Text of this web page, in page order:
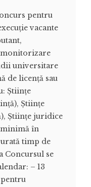
pentru
vacante
universitare
de licenţă sau
Ştiinţe
Ştiinţe
Ştiinţe juridice
minimă în
timp de
Concursul se
– 13